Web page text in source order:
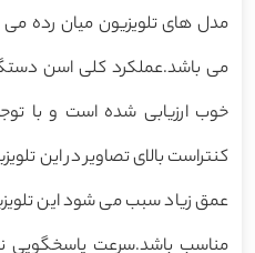
مدل های تلویزیون میان رده
می باشد.عملکرد کلی اسن
کنتراست بالای تصاویر در این
عمق زیاد سبب می شود این
مناسب باشد.سرعت پاسخگویی